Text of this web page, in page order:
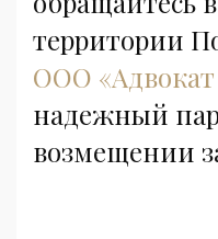
территории
ООО «Адвокат
надежный
возмещении